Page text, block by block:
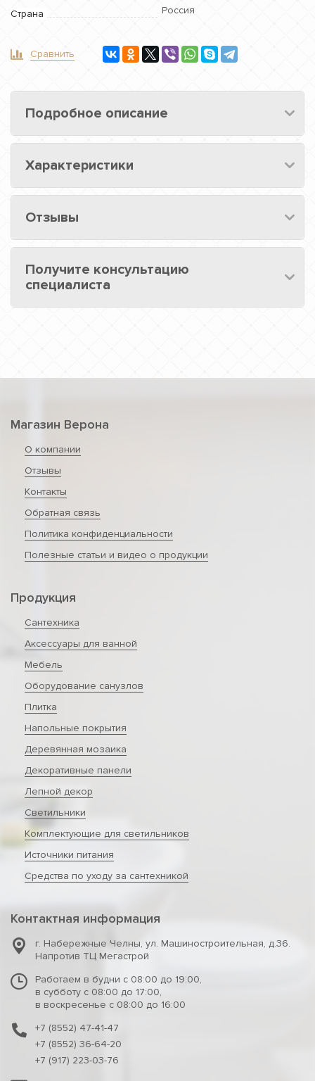
Страна
Россия
Сравнить
Подробное описание
Характеристики
Отзывы
Получите консультацию
специалиста
Магазин Верона
О компании
Отзывы
Контакты
Обратная связь
Политика конфиденциальности
Полезные статьи и видео о продукции
Продукция
Сантехника
Аксессуары для ванной
Мебель
Оборудование санузлов
Плитка
Напольные покрытия
Деревянная мозаика
Декоративные панели
Лепной декор
Светильники
Комплектующие для светильников
Источники питания
Средства по уходу за сантехникой
Контактная информация
г. Набережные Челны, ул. Машиностроительная, д.36.
Напротив ТЦ Мегастрой
Работаем в будни с 08:00 до 19:00,
в субботу с 08:00 до 17:00,
в воскресенье с 08:00 до 16:00
+7 (8552) 47-41-47
+7 (8552) 36-64-20
+7 (917) 223-03-76